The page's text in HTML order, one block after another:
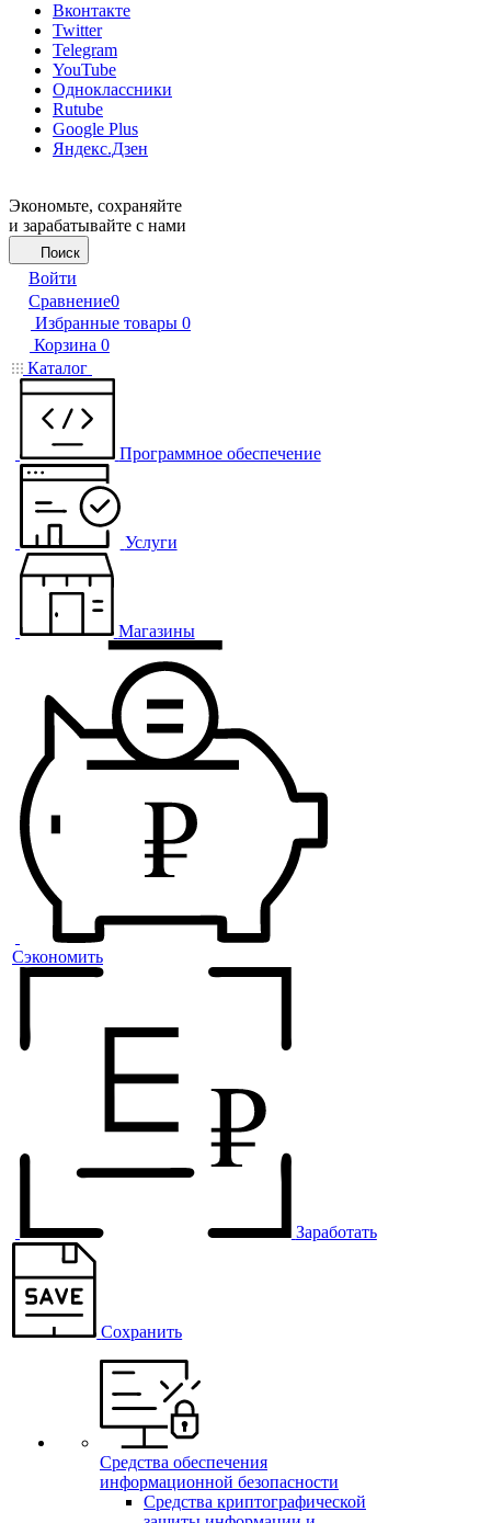
Вконтакте
Twitter
Telegram
YouTube
Одноклассники
Rutube
Google Plus
Яндекс.Дзен
Экономьте, сохраняйте
и зарабатывайте с нами
Поиск
Войти
Сравнение0
Избранные товары 0
Корзина 0
Каталог
Программное обеспечение
Услуги
Магазины
Сэкономить
Заработать
Сохранить
Средства обеспечения
информационной безопасности
Средства криптографической